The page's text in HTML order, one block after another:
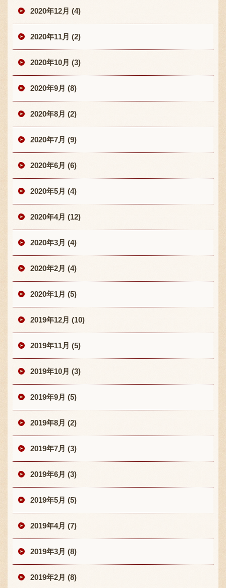
2020年12月 (4)
2020年11月 (2)
2020年10月 (3)
2020年9月 (8)
2020年8月 (2)
2020年7月 (9)
2020年6月 (6)
2020年5月 (4)
2020年4月 (12)
2020年3月 (4)
2020年2月 (4)
2020年1月 (5)
2019年12月 (10)
2019年11月 (5)
2019年10月 (3)
2019年9月 (5)
2019年8月 (2)
2019年7月 (3)
2019年6月 (3)
2019年5月 (5)
2019年4月 (7)
2019年3月 (8)
2019年2月 (8)